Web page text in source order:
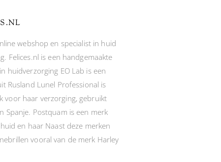
webshop en specialist in huid
Felices.nl is een handgemaakte
huidverzorging EO Lab is een
Rusland Lunel Professional is
voor haar verzorging, gebruikt
Spanje. Postquam is een merk
en haar Naast deze merken
vooral van de merk Harley